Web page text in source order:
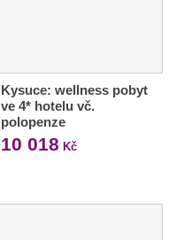
Kysuce: wellness pobyt
ve 4* hotelu vč.
polopenze
10 018 Kč